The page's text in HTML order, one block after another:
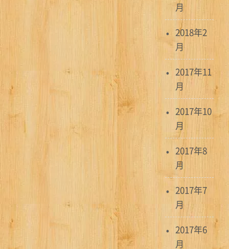
月
2018年2
月
2017年11
月
2017年10
月
2017年8
月
2017年7
月
2017年6
月